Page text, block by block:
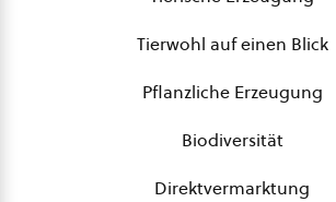
Tierwohl auf einen Blick
Pflanzliche Erzeugung
Biodiversität
Direktvermarktung